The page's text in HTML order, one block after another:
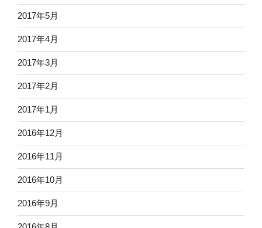
2017年5月
2017年4月
2017年3月
2017年2月
2017年1月
2016年12月
2016年11月
2016年10月
2016年9月